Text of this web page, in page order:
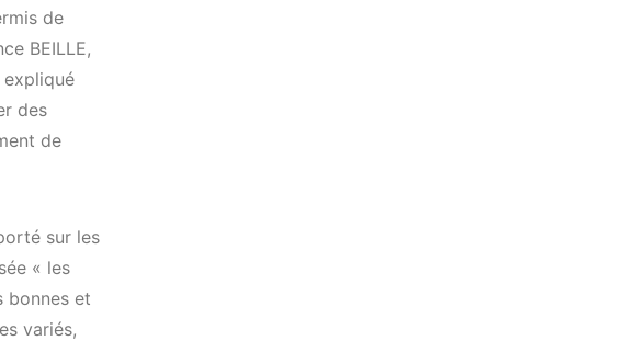
de
BEILLE,
expliqué
des
de
sur les
« les
bonnes et
variés,